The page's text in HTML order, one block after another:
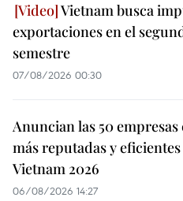
Vietnam busca
exportaciones en el
semestre
07/08/2026 00:30
Anuncian las 50 empresas
más reputadas y
Vietnam 2026
06/08/2026 14:27